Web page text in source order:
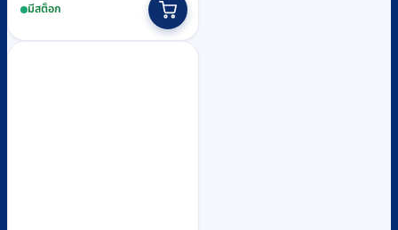
was:
฿9,340.
is:
฿8,500.
มีสต็อก